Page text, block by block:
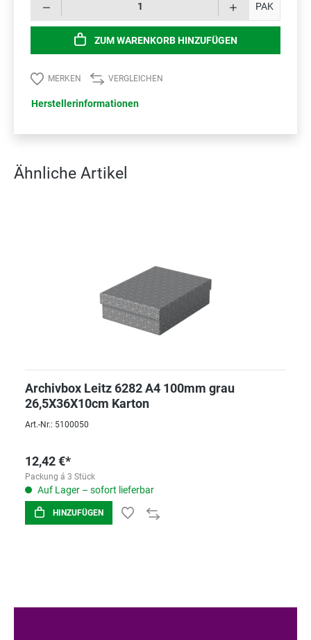
PAK
ZUM WARENKORB HINZUFÜGEN
MERKEN VERGLEICHEN
Herstellerinformationen
Ähnliche Artikel
Archivbox Leitz 6282 A4 100mm grau
26,5X36X10cm Karton
Art.-Nr.: 5100050
12,42 €*
Packung á 3 Stück
Auf Lager – sofort lieferbar
HINZUFÜGEN